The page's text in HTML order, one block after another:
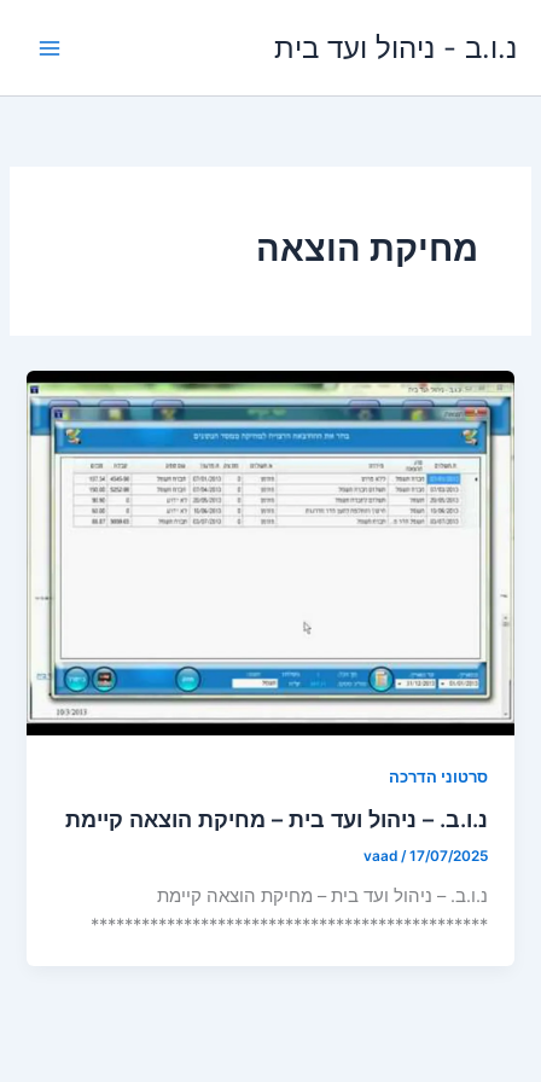
לתוכןנ.ו.ב - ניהול ועד בית
מחיקת הוצאה
סרטוני הדרכה
נ.ו.ב. – ניהול ועד בית – מחיקת הוצאה קיימת
vaad /17/07/2025
נ.ו.ב. – ניהול ועד בית – מחיקת הוצאה קיימת
***********************************************